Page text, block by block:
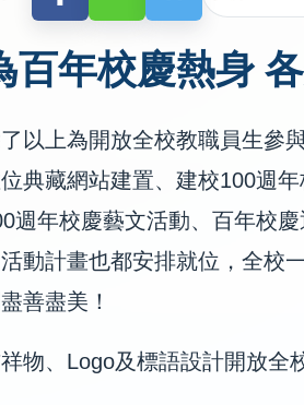
百年校慶熱身
以上為開放全校教職員生參
典藏網站建置、建校100週
週年校慶藝文活動、百年校
動計畫也都安排就位，全校
善盡美！
物、Logo及標語設計開放全